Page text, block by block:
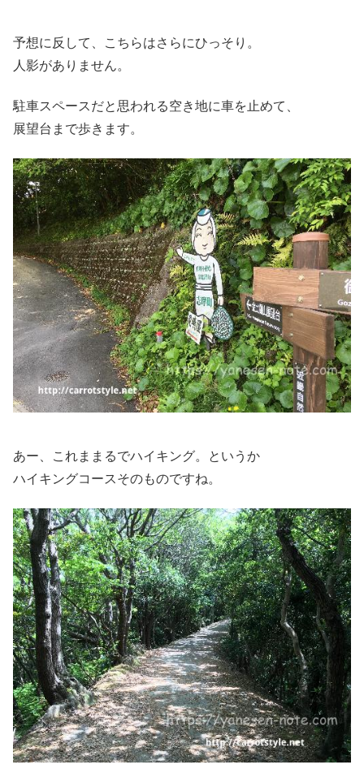
予想に反して、こちらはさらにひっそり。
人影がありません。
駐車スペースだと思われる空き地に車を止めて、
展望台まで歩きます。
あー、これままるでハイキング。というか
ハイキングコースそのものですね。